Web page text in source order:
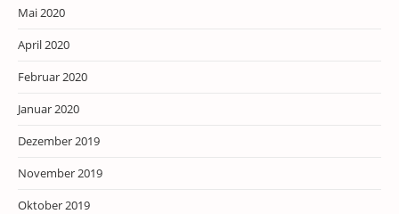
Mai 2020
April 2020
Februar 2020
Januar 2020
Dezember 2019
November 2019
Oktober 2019